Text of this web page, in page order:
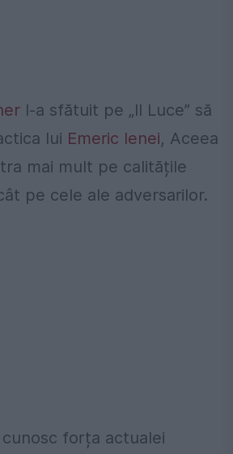
l-a sfătuit pe „Il Luce” să
lui Emeric Ienei, Aceea
mai mult pe calitățile
pe cele ale adversarilor.
cunosc forța actualei